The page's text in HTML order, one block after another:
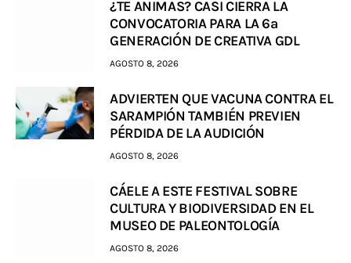
¿TE ANIMAS? CASI CIERRA LA
CONVOCATORIA PARA LA 6a
GENERACIÓN DE CREATIVA GDL
AGOSTO 8, 2026
ADVIERTEN QUE VACUNA CONTRA EL
SARAMPIÓN TAMBIÉN PREVIEN
PÉRDIDA DE LA AUDICIÓN
AGOSTO 8, 2026
CÁELE A ESTE FESTIVAL SOBRE
CULTURA Y BIODIVERSIDAD EN EL
MUSEO DE PALEONTOLOGÍA
AGOSTO 8, 2026